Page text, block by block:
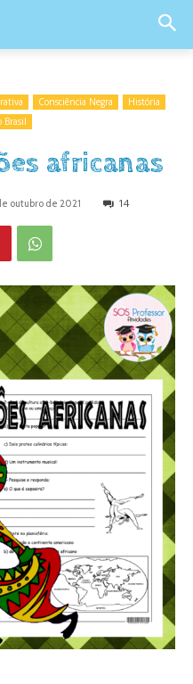
Consciência Negra
História
Brasil
africanas
outubro de 2021 14